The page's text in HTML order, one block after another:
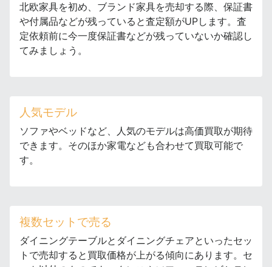
北欧家具を初め、ブランド家具を売却する際、保証書
や付属品などが残っていると査定額がUPします。査
定依頼前に今一度保証書などが残っていないか確認し
てみましょう。
人気モデル
ソファやベッドなど、人気のモデルは高価買取が期待
できます。そのほか家電なども合わせて買取可能で
す。
複数セットで売る
ダイニングテーブルとダイニングチェアといったセッ
トで売却すると買取価格が上がる傾向にあります。セ